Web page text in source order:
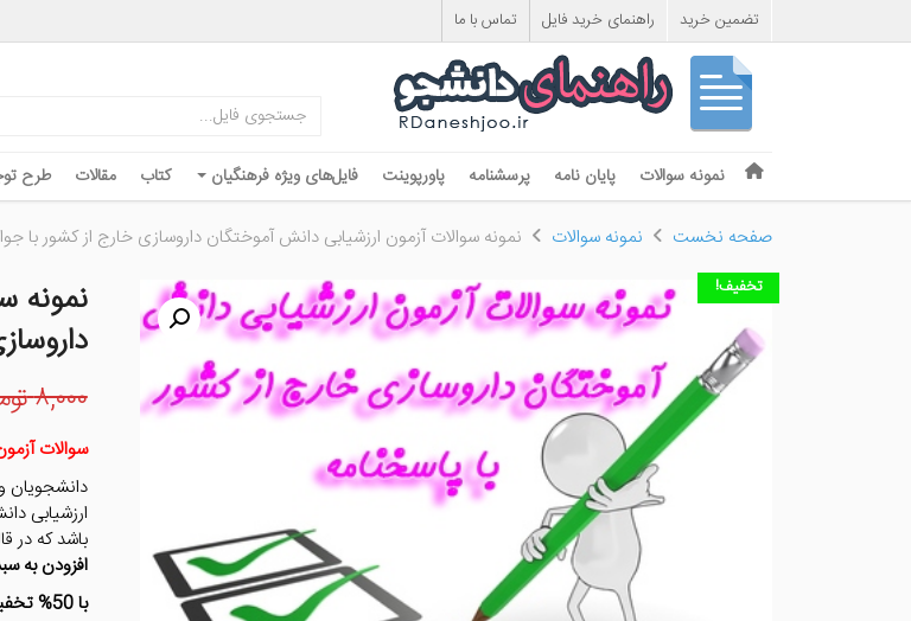
تضمین خرید راهنمای خرید فایل تماس با ما
Menu
Skip to content
نمونه سوالات پایان نامه پرسشنامه پاورپوینت فایل‌های ویژه فرهنگیان کتاب مقالات طرح
صفحه نخست نمونه سوالات نمونه سوالات آزمون ارزشیابی دانش آموختگان داروسازی خارج از کشور با جواب
تخفیف!
نمونه
۸,۰۰۰
سوالات
دانشجویان
ارزشیابی
باشد که در
افزودن به
با 50% تخفیف